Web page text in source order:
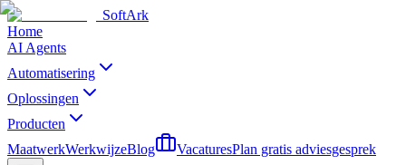
SoftArk
Home
AI Agents
Automatisering
Oplossingen
Producten
MaatwerkWerkwijzeBlog VacaturesPlan gratis adviesgesprek